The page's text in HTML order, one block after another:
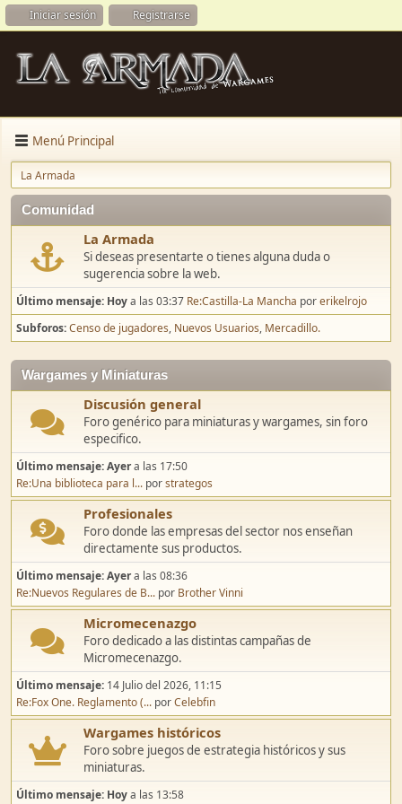
Iniciar sesión Registrarse
Menú Principal
La Armada
Comunidad
La Armada
Si deseas presentarte o tienes alguna duda o
sugerencia sobre la web.
Último mensaje: Hoya las 03:37 Re:Castilla-La Mancha porerikelrojo
Subforos Censo de jugadores Nuevos Usuarios Mercadillo.
Wargames y Miniaturas
Discusión general
Foro genérico para miniaturas y wargames, sin foro
especifico.
Último mensaje:Ayera las 17:50
Re:Una biblioteca para l... porstrategos
Profesionales
Foro donde las empresas del sector nos enseñan
directamente sus productos.
Último mensaje:Ayera las 08:36
Re:Nuevos Regulares de B... por Brother Vinni
Micromecenazgo
Foro dedicado a las distintas campañas de
Micromecenazgo.
Último mensaje: 14 Julio del 2026, 11:15
Re:Fox One. Reglamento (... porCelebfin
Wargames históricos
Foro sobre juegos de estrategia históricos y sus
miniaturas.
Último mensaje: Hoya las 13:58